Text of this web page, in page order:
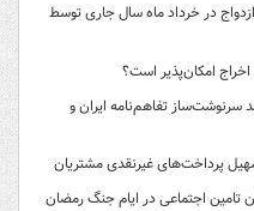
تسهیلات ازدواج در خرداد ماه سال جاری توسط
اخراج امکان‌پذیر است؟
در دیپلماسی ایران؛ جزئیات ۱۴ بند سرنوشت‌ساز تفاهم‌نامه ایران و
پرداخت‌های غیرنقدی مشتریان
تامین اجتماعی در ایام جنگ رمضان